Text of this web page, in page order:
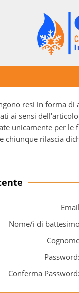
resi in forma di
ai sensi
unicamente per le
chiunque rilascia
Nome/i di
Conferma